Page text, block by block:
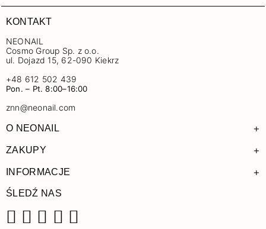
KONTAKT
NEONAIL
Cosmo Group Sp. z o.o.
ul. Dojazd 15, 62-090 Kiekrz
+48 612 502 439
Pon. – Pt. 8:00–16:00
znn@neonail.com
O NEONAIL +
ZAKUPY +
INFORMACJE +
ŚLEDŹ NAS